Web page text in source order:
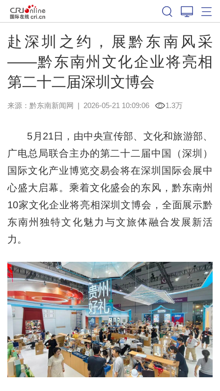
赴深圳之约，展黔东南风采
——黔东南州文化企业将亮相
第二十二届深圳文博会
来源： 黔东南新闻网 | 2026-05-21 10:09:06 1.3万
5月21日，由中央宣传部、文化和旅游部、
广电总局联合主办的第二十二届中国（深圳）
国际文化产业博览交易会将在深圳国际会展中
心盛大启幕。乘着文化盛会的东风，黔东南州
10家文化企业将亮相深圳文博会，全面展示黔
东南州独特文化魅力与文旅体融合发展新活
力。